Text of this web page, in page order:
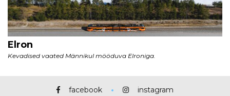
facebook instagram